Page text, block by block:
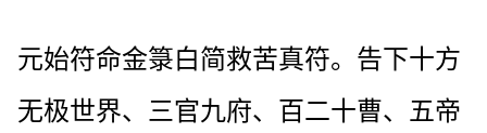
元始符命金箓白简救苦真符。告下十方
无极世界、三官九府、百二十曹、五帝